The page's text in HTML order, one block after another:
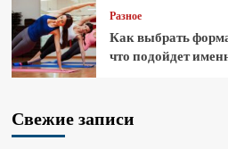
Разное
Как выбрать
что подойдет
Свежие записи